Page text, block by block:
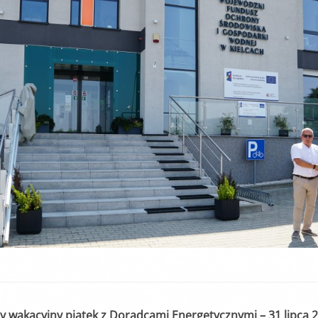
jedynie wnioski wypełnione i przesłane do Funduszu za
EKOSYSTEMÓW
do 11.07.2025r. do godziny 15:30 lub do czasu wyczerpania
zł
do 11.07.2025r. do godziny 15:30
000,00 zł
objęte wnioskiem nie może przekroczyć8 000,00 zł.
w 2025 roku wpisujących się w priorytet dziedzinowy nabór
17.06.2025
B.V.2.2
od dnia
– zakres zmian został opisany w punkcie „Wprowadzone zmiany